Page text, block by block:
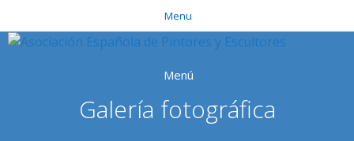
al
contenido
Menu
Menú
Galería fotográfica